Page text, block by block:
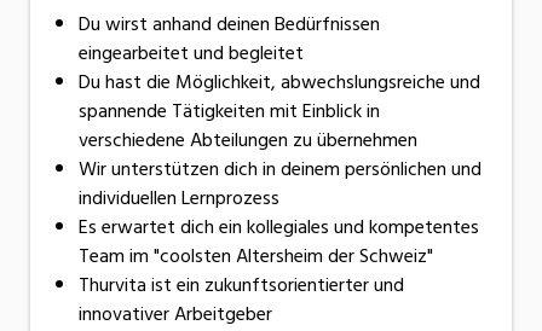
Du wirst anhand deinen Bedürfnissen
eingearbeitet und begleitet
Du hast die Möglichkeit, abwechslungsreiche und
spannende Tätigkeiten mit Einblick in
verschiedene Abteilungen zu übernehmen
Wir unterstützen dich in deinem persönlichen und
individuellen Lernprozess
Es erwartet dich ein kollegiales und kompetentes
Team im "coolsten Altersheim der Schweiz"
Thurvita ist ein zukunftsorientierter und
innovativer Arbeitgeber